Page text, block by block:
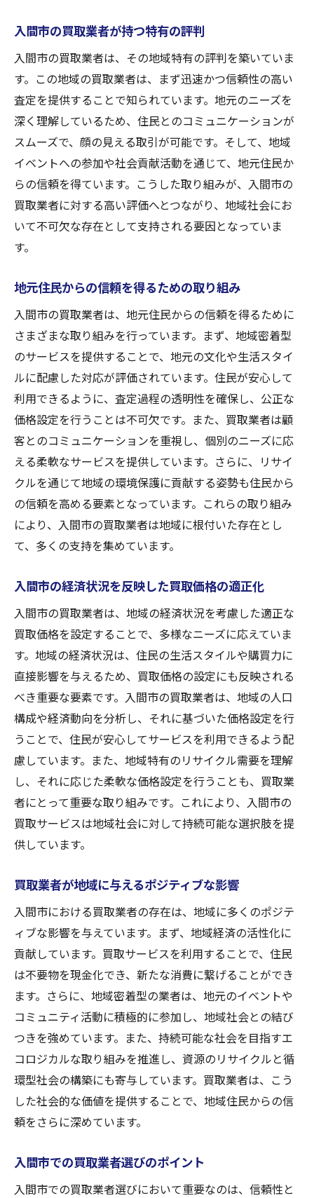
入間市の買取業者が持つ特有の評判
入間市の買取業者は、その地域特有の評判を築いていま
す。この地域の買取業者は、まず迅速かつ信頼性の高い
査定を提供することで知られています。地元のニーズを
深く理解しているため、住民とのコミュニケーションが
スムーズで、顔の見える取引が可能です。そして、地域
イベントへの参加や社会貢献活動を通じて、地元住民か
らの信頼を得ています。こうした取り組みが、入間市の
買取業者に対する高い評価へとつながり、地域社会にお
いて不可欠な存在として支持される要因となっていま
す。
地元住民からの信頼を得るための取り組み
入間市の買取業者は、地元住民からの信頼を得るために
さまざまな取り組みを行っています。まず、地域密着型
のサービスを提供することで、地元の文化や生活スタイ
ルに配慮した対応が評価されています。住民が安心して
利用できるように、査定過程の透明性を確保し、公正な
価格設定を行うことは不可欠です。また、買取業者は顧
客とのコミュニケーションを重視し、個別のニーズに応
える柔軟なサービスを提供しています。さらに、リサイ
クルを通じて地域の環境保護に貢献する姿勢も住民から
の信頼を高める要素となっています。これらの取り組み
により、入間市の買取業者は地域に根付いた存在とし
て、多くの支持を集めています。
入間市の経済状況を反映した買取価格の適正化
入間市の買取業者は、地域の経済状況を考慮した適正な
買取価格を設定することで、多様なニーズに応えていま
す。地域の経済状況は、住民の生活スタイルや購買力に
直接影響を与えるため、買取価格の設定にも反映される
べき重要な要素です。入間市の買取業者は、地域の人口
構成や経済動向を分析し、それに基づいた価格設定を行
うことで、住民が安心してサービスを利用できるよう配
慮しています。また、地域特有のリサイクル需要を理解
し、それに応じた柔軟な価格設定を行うことも、買取業
者にとって重要な取り組みです。これにより、入間市の
買取サービスは地域社会に対して持続可能な選択肢を提
供しています。
買取業者が地域に与えるポジティブな影響
入間市における買取業者の存在は、地域に多くのポジテ
ィブな影響を与えています。まず、地域経済の活性化に
貢献しています。買取サービスを利用することで、住民
は不要物を現金化でき、新たな消費に繋げることができ
ます。さらに、地域密着型の業者は、地元のイベントや
コミュニティ活動に積極的に参加し、地域社会との結び
つきを強めています。また、持続可能な社会を目指すエ
コロジカルな取り組みを推進し、資源のリサイクルと循
環型社会の構築にも寄与しています。買取業者は、こう
した社会的な価値を提供することで、地域住民からの信
頼をさらに深めています。
入間市での買取業者選びのポイント
入間市での買取業者選びにおいて重要なのは、信頼性と